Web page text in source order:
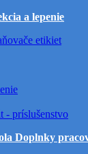
a lepenie
etikiet
- príslušenstvo
Doplnky